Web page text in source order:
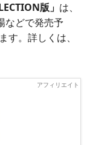
版」 は、
などで発売予
。詳しくは、